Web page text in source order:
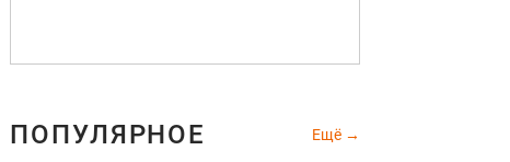
ПОПУЛЯРНОЕ Ещё